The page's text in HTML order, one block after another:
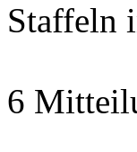
Staffeln
6